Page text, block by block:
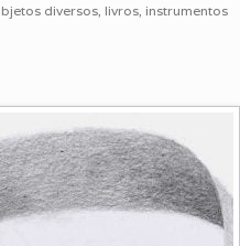
diversos, livros, instrumentos